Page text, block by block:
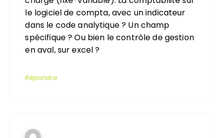
le logiciel de compta, avec un indicateur
dans le code analytique ? Un champ
spécifique ? Ou bien le contrôle de gestion
en aval, sur excel ?
Répondre